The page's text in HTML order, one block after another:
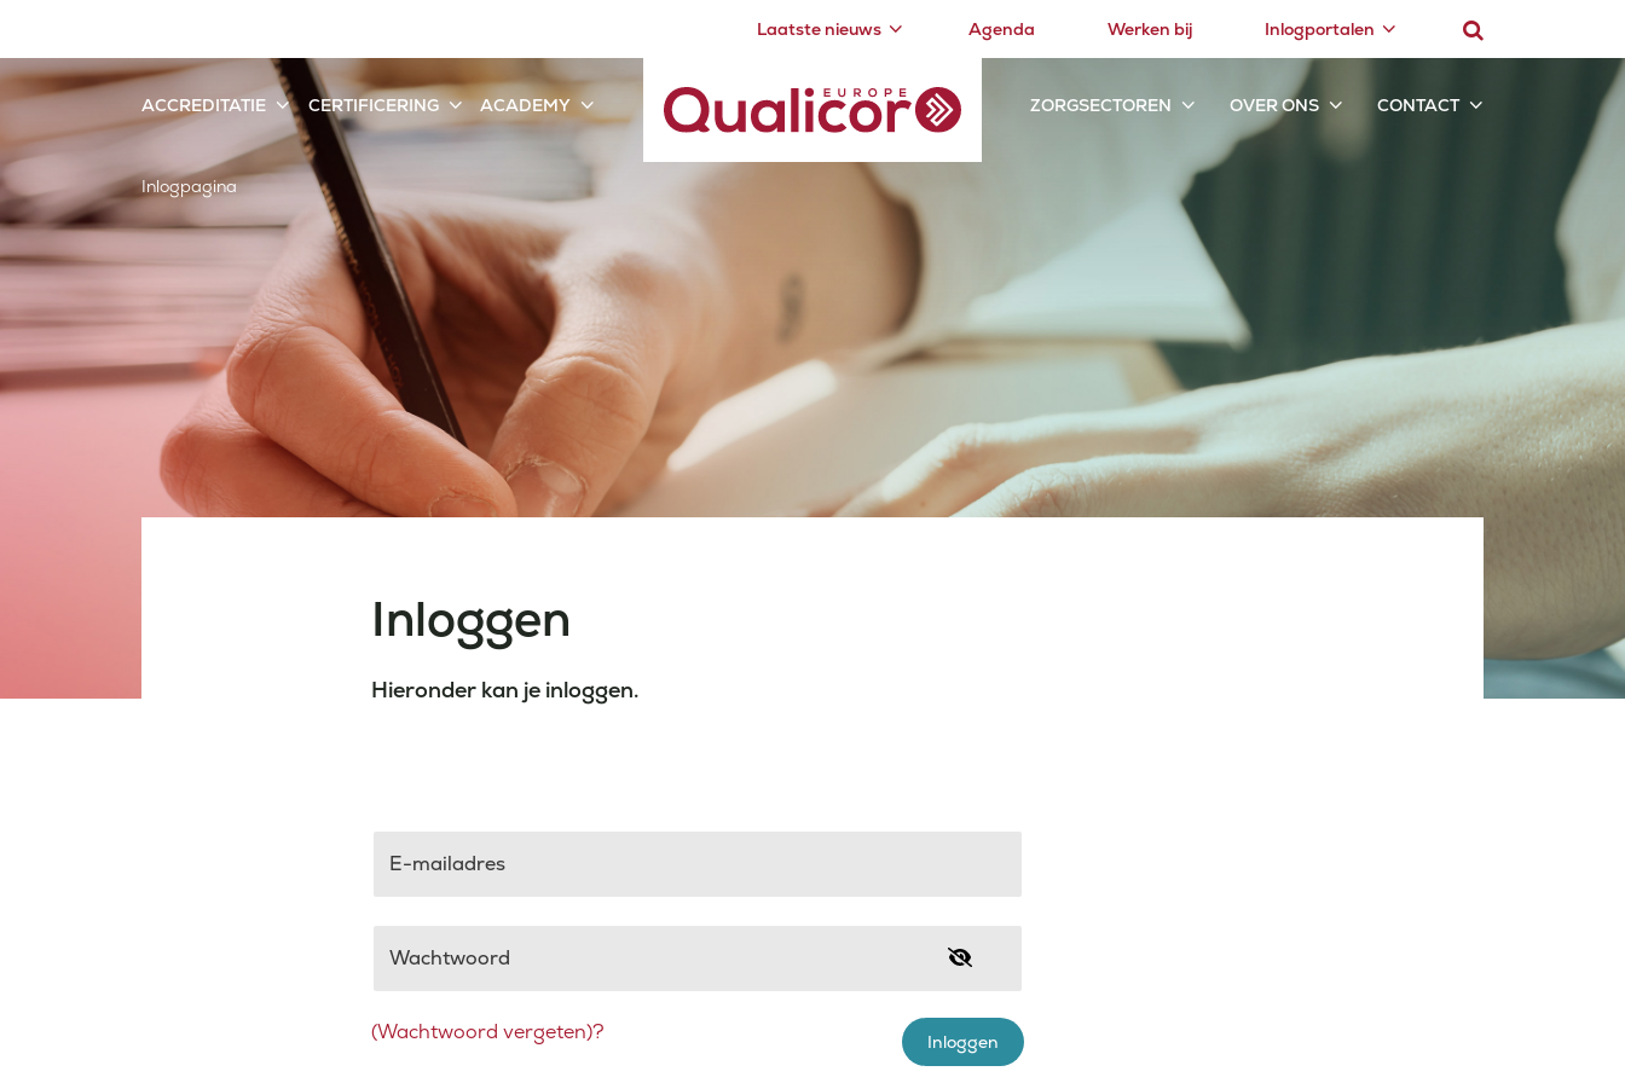
Laatste nieuws Agenda Werken bij Inlogportalen
ACCREDITATIE CERTIFICERING ACADEMY ZORGSECTOREN OVER ONS CONTACT
Inlogpagina
Inloggen
Hieronder kan je inloggen.
E-mailadres
Wachtwoord
Inloggen
(Wachtwoord vergeten)?